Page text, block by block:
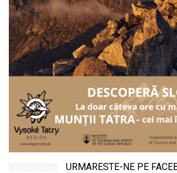
URMARESTE-NE PE